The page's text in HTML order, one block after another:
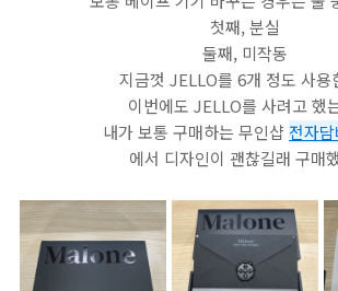
첫째, 분실
둘째, 미작동
지금껏 JELLO를 6개 정도 사용
이번에도 JELLO를 사려고 했
내가 보통 구매하는 무인샵 전자
에서 디자인이 괜찮길래 구매